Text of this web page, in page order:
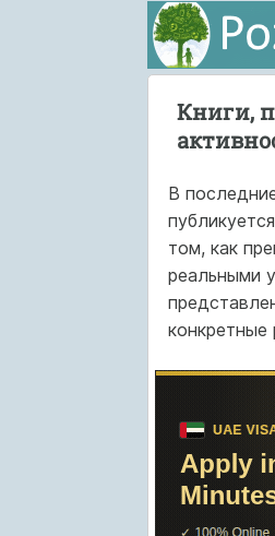
Книги,
В
том, как
реальными
конкретные